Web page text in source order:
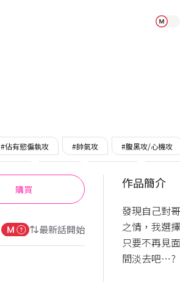
Un-holy
#佔有慾偏執攻 #帥氣攻 #腹黑攻/心機攻
#聖誕快樂短篇選
購買
最新話開始
作品簡介
發現自己對
之情，我選
只要不再見
間淡去吧…?